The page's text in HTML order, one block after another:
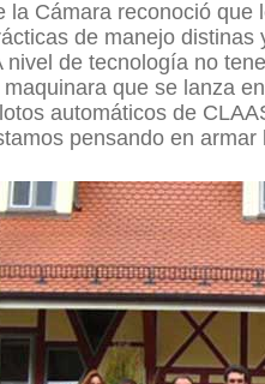
la Cámara reconoció que
de manejo
nivel de tecnología no
maquinara que se lanza
automáticos de
pensando en